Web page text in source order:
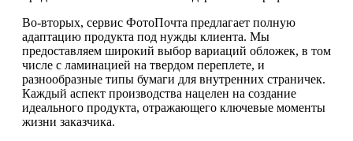
Во-вторых, сервис ФотоПочта предлагает полную
адаптацию продукта под нужды клиента. Мы
предоставляем широкий выбор вариаций обложек, в том
числе с ламинацией на твердом переплете, и
разнообразные типы бумаги для внутренних страничек.
Каждый аспект производства нацелен на создание
идеального продукта, отражающего ключевые моменты
жизни заказчика.